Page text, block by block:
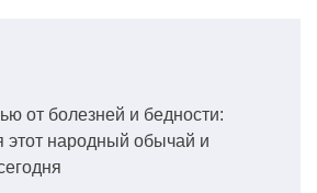
от болезней и бедности:
этот народный обычай и